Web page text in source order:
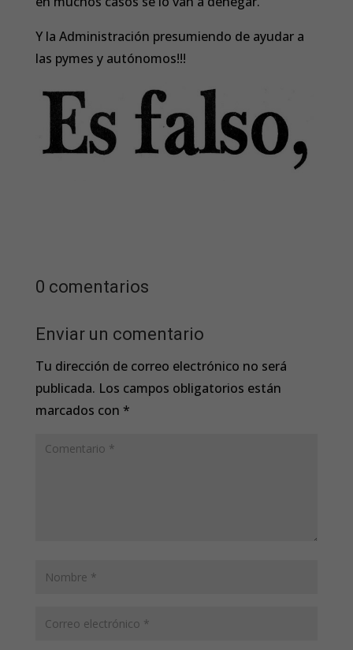
Y la Administración presumiendo de ayudar a
las pymes y autónomos!!!
0 comentarios
Enviar un comentario
Tu dirección de correo electrónico no será
publicada. Los campos obligatorios están
marcados con *